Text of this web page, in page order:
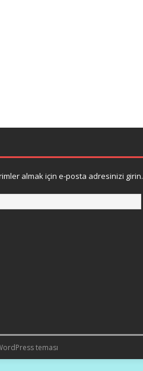
almak için e-posta adresinizi girin.
teması